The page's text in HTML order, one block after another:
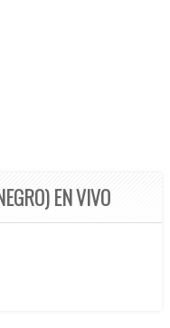
EN VIVO